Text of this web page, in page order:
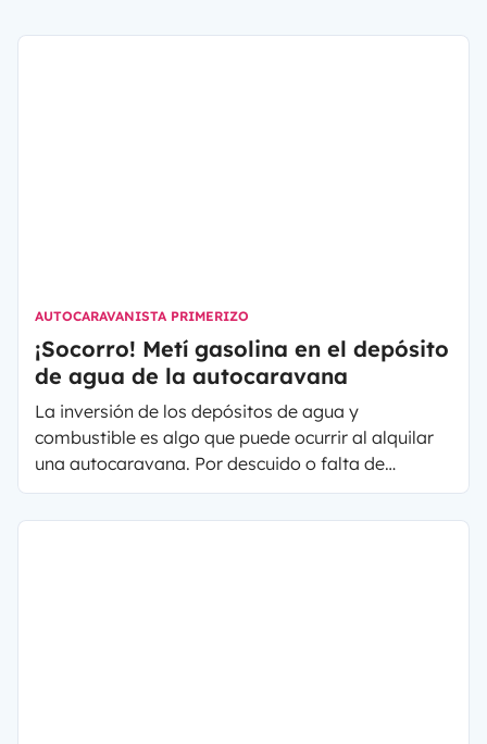
AUTOCARAVANISTA PRIMERIZO
¡Socorro! Metí gasolina en el depósito
de agua de la autocaravana
La inversión de los depósitos de agua y
combustible es algo que puede ocurrir al alquilar
una autocaravana. Por descuido o falta de
conocimiento, es fácil cometer un error. Pero que